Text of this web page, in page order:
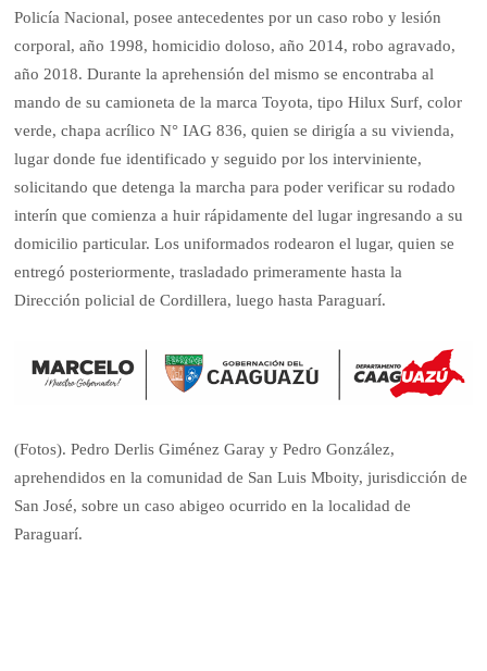
Policía Nacional, posee antecedentes por un caso robo y lesión
corporal, año 1998, homicidio doloso, año 2014, robo agravado,
año 2018. Durante la aprehensión del mismo se encontraba al
mando de su camioneta de la marca Toyota, tipo Hilux Surf, color
verde, chapa acrílico N° IAG 836, quien se dirigía a su vivienda,
lugar donde fue identificado y seguido por los interviniente,
solicitando que detenga la marcha para poder verificar su rodado
interín que comienza a huir rápidamente del lugar ingresando a su
domicilio particular. Los uniformados rodearon el lugar, quien se
entregó posteriormente, trasladado primeramente hasta la
Dirección policial de Cordillera, luego hasta Paraguarí.
(Fotos). Pedro Derlis Giménez Garay y Pedro González,
aprehendidos en la comunidad de San Luis Mboity, jurisdicción de
San José, sobre un caso abigeo ocurrido en la localidad de
Paraguarí.